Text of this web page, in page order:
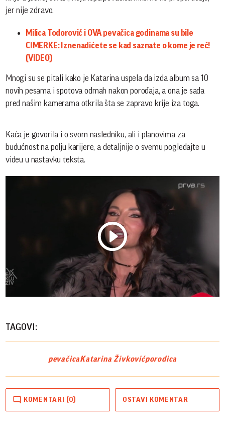
jer nije zdravo.
Milica Todorović i OVA pevačica godinama su bile
CIMERKE: Iznenadićete se kad saznate o kome je reč!
(VIDEO)
Mnogi su se pitali kako je Katarina uspela da izda album sa 10
novih pesama i spotova odmah nakon porođaja, a ona je sada
pred našim kamerama otkrila šta se zapravo krije iza toga.
Kaća je govorila i o svom nasledniku, ali i planovima za
budućnost na polju karijere, a detaljnije o svemu pogledajte u
videu u nastavku teksta.
Play
TAGOVI:
pevačicaKatarina Živkovićporodica
KOMENTARI (0) OSTAVI KOMENTAR